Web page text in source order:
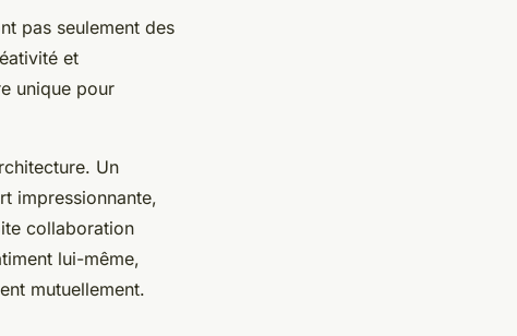
pas seulement des
et
unique pour
Un
impressionnante,
collaboration
lui-même,
mutuellement.